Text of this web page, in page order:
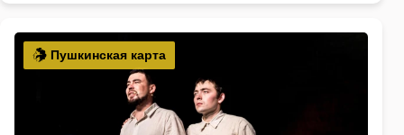
Пушкинская карта